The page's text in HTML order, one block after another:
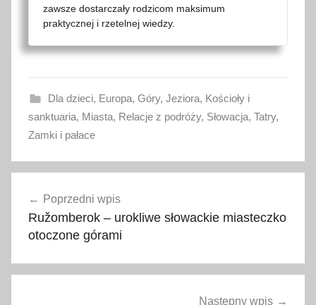
zawsze dostarczały rodzicom maksimum
praktycznej i rzetelnej wiedzy.
Dla dzieci, Europa, Góry, Jeziora, Kościoły i
sanktuaria, Miasta, Relacje z podróży, Słowacja, Tatry,
Zamki i pałace
g
m
wpisu
Poprzedni wpis
Ružomberok – urokliwe słowackie miasteczko
otoczone górami
Następny wpis